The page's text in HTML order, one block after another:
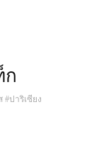
ก
#ปาริเซียง